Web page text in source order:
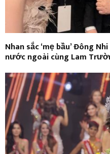
Nhan sắc ‘mẹ bầu’ Đông
nước ngoài cùng Lam